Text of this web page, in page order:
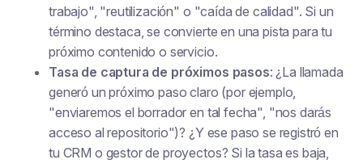
trabajo", "reutilización" o "caída de calidad". Si un
término destaca, se convierte en una pista para tu
próximo contenido o servicio.
Tasa de captura de próximos pasos: ¿La llamada
generó un próximo paso claro (por ejemplo,
"enviaremos el borrador en tal fecha", "nos darás
acceso al repositorio")? ¿Y ese paso se registró en
tu CRM o gestor de proyectos? Si la tasa es baja,